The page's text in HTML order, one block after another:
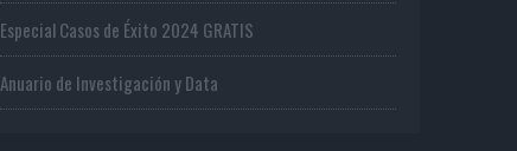
Especial Casos de Éxito 2024 GRATIS
Anuario de Investigación y Data